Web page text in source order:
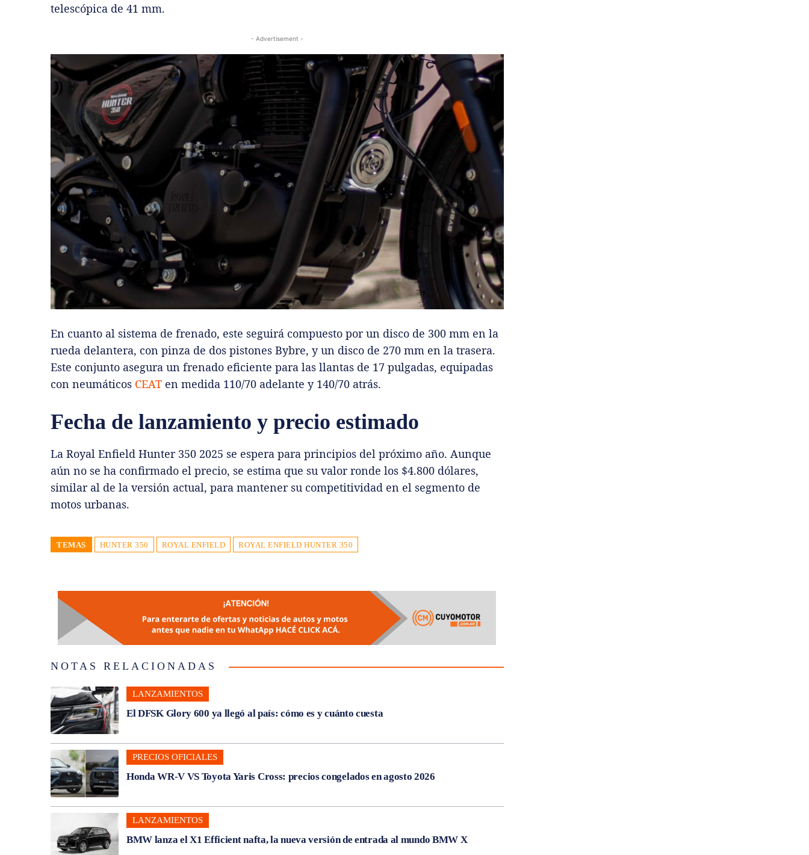
telescópica de 41 mm.
- Advertisement -
En cuanto al sistema de frenado, este seguirá compuesto por un disco de 300 mm en la
rueda delantera, con pinza de dos pistones Bybre, y un disco de 270 mm en la trasera.
Este conjunto asegura un frenado eficiente para las llantas de 17 pulgadas, equipadas
con neumáticos CEAT en medida 110/70 adelante y 140/70 atrás.
Fecha de lanzamiento y precio estimado
La Royal Enfield Hunter 350 2025 se espera para principios del próximo año. Aunque
aún no se ha confirmado el precio, se estima que su valor ronde los $4.800 dólares,
similar al de la versión actual, para mantener su competitividad en el segmento de
motos urbanas.
TEMAS HUNTER 350 ROYAL ENFIELD ROYAL ENFIELD HUNTER 350
NOTAS RELACIONADAS
LANZAMIENTOS
El DFSK Glory 600 ya llegó al país: cómo es y cuánto cuesta
PRECIOS OFICIALES
Honda WR-V VS Toyota Yaris Cross: precios congelados en agosto 2026
LANZAMIENTOS
BMW lanza el X1 Efficient nafta, la nueva versión de entrada al mundo BMW X